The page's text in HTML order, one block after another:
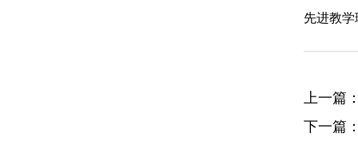
先进教
上一篇
下一篇